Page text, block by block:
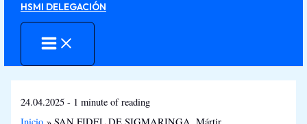
HSMI DELEGACIÓN
24.04.2025- 1 minute of reading